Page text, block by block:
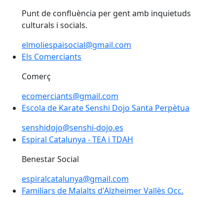
Punt de confluència per gent amb inquietuds
culturals i socials.
elmoliespaisocial@gmail.com
Els Comerciants
Els Comerciants
Comerç
ecomerciants@gmail.com
Escola de Karate Senshi Dojo Santa Perpètua
Escola de Karate Senshi Dojo Santa Perpètua
senshidojo@senshi-dojo.es
Espiral Catalunya - TEA i TDAH
Espiral Catalunya - TEA i TDAH
Benestar Social
espiralcatalunya@gmail.com
Familiars de Malalts d'Alzheimer Vallès Occ.
Familiars de Malalts d'Alzheimer Vallès Occ.